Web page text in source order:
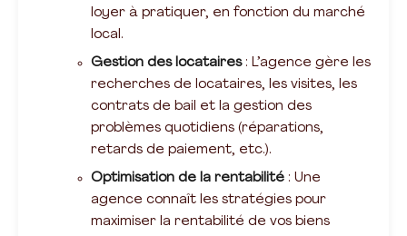
loyer à pratiquer, en fonction du marché
local.
Gestion des locataires: L’agence gère les
recherches de locataires, les visites, les
contrats de bail et la gestion des
problèmes quotidiens (réparations,
retards de paiement, etc.).
Optimisation de la rentabilité : Une
agence connaît les stratégies pour
maximiser la rentabilité de vos biens